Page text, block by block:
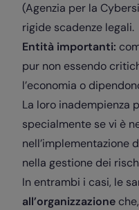
(Agenzia per la
rigide scadenze legali.
Entità importanti:
pur non essendo
l’economia o
La loro inadempienza
specialmente se vi è
nell’implementazione
nella gestione dei
In entrambi i casi, le
all’organizzazione